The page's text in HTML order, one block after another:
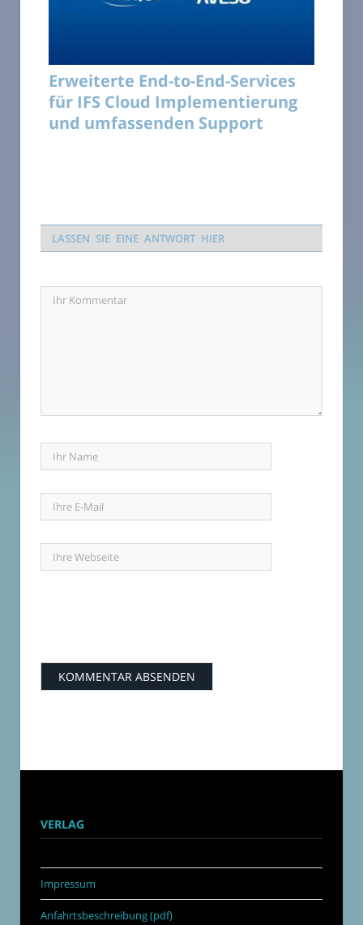
Erweiterte End-to-End-Services
für IFS Cloud Implementierung
und umfassenden Support
LASSEN SIE EINE ANTWORT HIER
VERLAG
Impressum
Anfahrtsbeschreibung (pdf)